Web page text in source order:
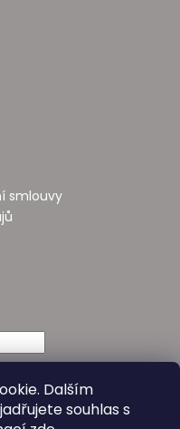
Dalším
souhlas s
smlouvy